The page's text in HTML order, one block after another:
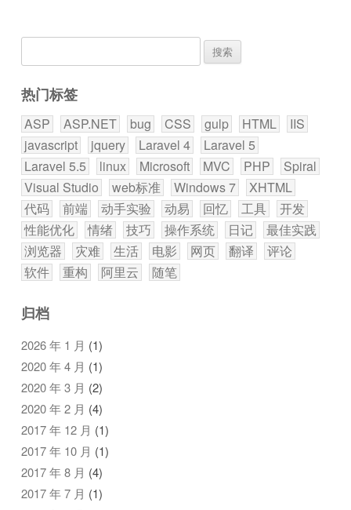
索：
热门标签
ASP ASP.NET bug CSS gulp HTML
IIS
javascript
jquery Laravel 4
Laravel 5
Laravel 5.5
linux Microsoft MVC PHP
Spiral
Visual Studio
web标准 Windows 7
XHTML
代码
前端 动手实验 动易 回忆 工具
开发
性能优化
情绪 技巧 操作系统 日记
最佳实践
浏览器
灾难 生活 电影 网页 翻译
评论
软件
重构 阿里云 随笔
归档
2026 年 1 月 (1)
2020 年 4 月 (1)
2020 年 3 月 (2)
2020 年 2 月 (4)
2017 年 12 月 (1)
2017 年 10 月 (1)
2017 年 8 月 (4)
2017 年 7 月 (1)